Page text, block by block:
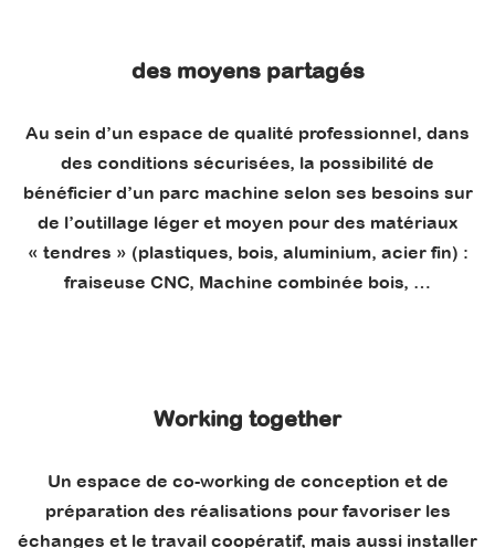
des moyens partagés
Au sein d’un espace de qualité professionnel, dans
des conditions sécurisées, la possibilité de
bénéficier d’un parc machine selon ses besoins sur
de l’outillage léger et moyen pour des matériaux
« tendres » (plastiques, bois, aluminium, acier fin) :
fraiseuse CNC, Machine combinée bois, …
Working together
Un espace de co-working de conception et de
préparation des réalisations pour favoriser les
échanges et le travail coopératif, mais aussi installer